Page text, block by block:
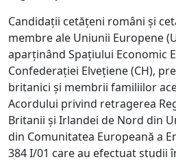
Candidații cetățeni români și
membre ale Uniunii Europene
aparținând Spațiului Economic
Confederației Elvețiene (CH),
britanici și membrii familiilor
Acordului privind retragerea
Britanii și Irlandei de Nord din
din Comunitatea Europeană a
384 I/01 care au efectuat studii